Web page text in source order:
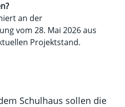
an der
vom 28. Mai 2026 aus
Projektstand.
Schulhaus sollen die